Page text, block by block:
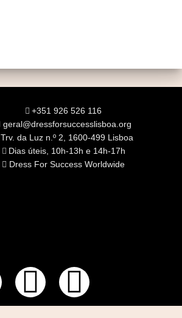
+351 926 526 116
geral@dressforsuccesslisboa.org
Trv. da Luz n.º 2, 1600-499 Lisboa
Dias úteis, 10h-13h e 14h-17h
Dress For Success Worldwide